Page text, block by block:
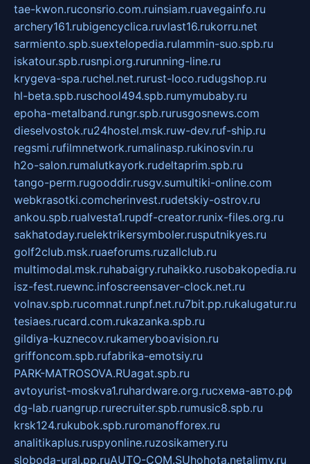
tae-kwon.ruconsrio.com.ruinsiam.ruavegainfo.ru
archery161.rubigencyclica.ruvlast16.rukorru.net
sarmiento.spb.suextelopedia.rulammin-suo.spb.ru
iskatour.spb.rusnpi.org.rurunning-line.ru
krygeva-spa.ruchel.net.rurust-loco.rudugshop.ru
hl-beta.spb.ruschool494.spb.rumymubaby.ru
epoha-metalband.rungr.spb.rurusgosnews.com
dieselvostok.ru24hostel.msk.ruw-dev.ruf-ship.ru
regsmi.rufilmnetwork.rumalinasp.rukinosvin.ru
h2o-salon.rumalutkayork.rudeltaprim.spb.ru
tango-perm.rugooddir.rusgv.sumultiki-online.com
webkrasotki.comcherinvest.rudetskiy-ostrov.ru
ankou.spb.rualvesta1.rupdf-creator.runix-files.org.ru
sakhatoday.ruelektrikersymboler.rusputnikyes.ru
golf2club.msk.ruaeforums.ruzallclub.ru
multimodal.msk.ruhabaigry.ruhaikko.rusobakopedia.ru
isz-fest.ruewnc.infoscreensaver-clock.net.ru
volnav.spb.rucomnat.runpf.net.ru7bit.pp.rukalugatur.ru
tesiaes.rucard.com.rukazanka.spb.ru
gildiya-kuznecov.rukameryboavision.ru
griffoncom.spb.rufabrika-emotsiy.ru
PARK-MATROSOVA.RUagat.spb.ru
avtoyurist-moskva1.ruhardware.org.ruсхема-авто.рф
dg-lab.ruangrup.rurecruiter.spb.rumusic8.spb.ru
krsk124.rukubok.spb.ruromanofforex.ru
analitikaplus.ruspyonline.ruzosikamery.ru
sloboda-ural.pp.ruAUTO-COM.SUhohota.netalimy.ru